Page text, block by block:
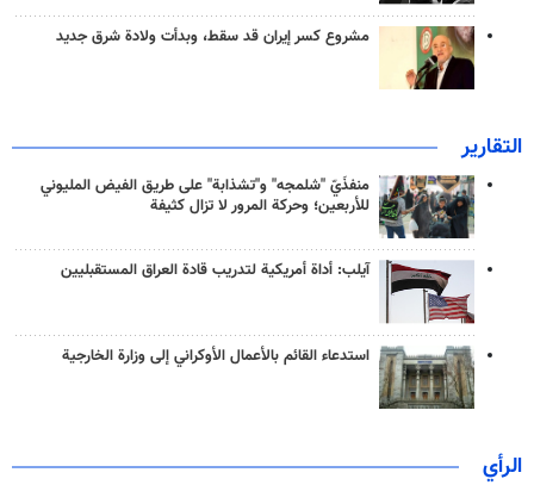
مشروع كسر إيران قد سقط، وبدأت ولادة شرق جديد
التقارير
منفذَيّ "شلمجه" و"تشذابة" على طريق الفيض المليوني
للأربعين؛ وحركة المرور لا تزال كثيفة
آيلب: أداة أمريكية لتدريب قادة العراق المستقبليين
استدعاء القائم بالأعمال الأوكراني إلى وزارة الخارجية
الرأي